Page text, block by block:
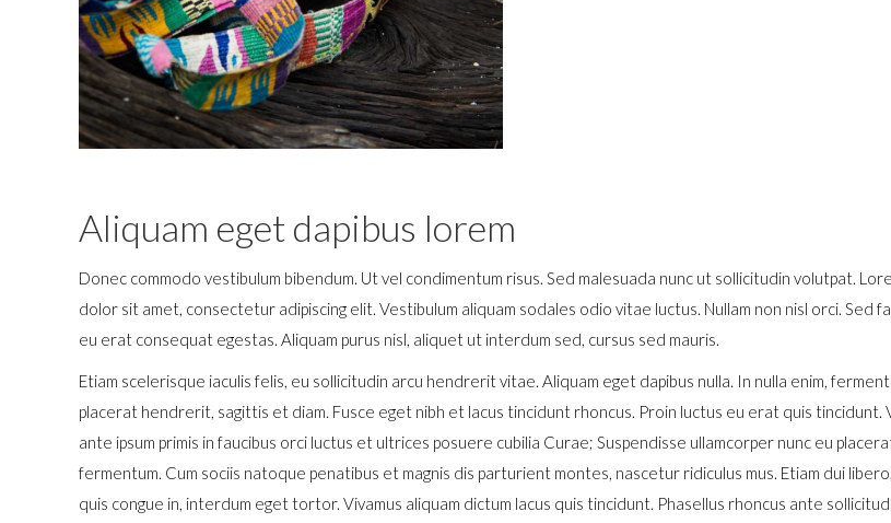
Aliquam eget dapibus lorem
Donec commodo vestibulum bibendum. Ut vel condimentum risus. Sed malesuada nunc ut sollicitudin volutpat.
dolor sit amet, consectetur adipiscing elit. Vestibulum aliquam sodales odio vitae luctus. Nullam non nisl orci. Sed
eu erat consequat egestas. Aliquam purus nisl, aliquet ut interdum sed, cursus sed mauris.
Etiam scelerisque iaculis felis, eu sollicitudin arcu hendrerit vitae. Aliquam eget dapibus nulla. In nulla enim,
placerat hendrerit, sagittis et diam. Fusce eget nibh et lacus tincidunt rhoncus. Proin luctus eu erat quis tincidunt.
ante ipsum primis in faucibus orci luctus et ultrices posuere cubilia Curae; Suspendisse ullamcorper nunc eu
fermentum. Cum sociis natoque penatibus et magnis dis parturient montes, nascetur ridiculus mus. Etiam dui
quis congue in, interdum eget tortor. Vivamus aliquam dictum lacus quis tincidunt. Phasellus rhoncus ante